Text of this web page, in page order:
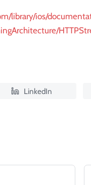
library/ios/
LinkedIn